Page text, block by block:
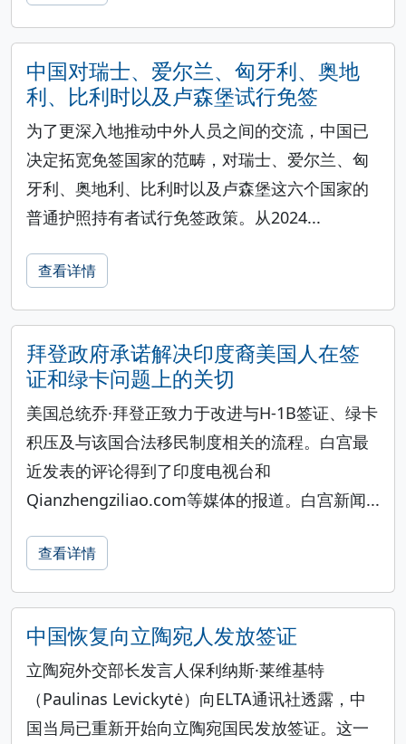
中国对瑞士、爱尔兰、匈牙利、奥地
利、比利时以及卢森堡试行免签
为了更深入地推动中外人员之间的交流，中国已
决定拓宽免签国家的范畴，对瑞士、爱尔兰、匈
牙利、奥地利、比利时以及卢森堡这六个国家的
普通护照持有者试行免签政策。从2024...
查看详情
拜登政府承诺解决印度裔美国人在签
证和绿卡问题上的关切
美国总统乔·拜登正致力于改进与H-1B签证、绿卡
积压及与该国合法移民制度相关的流程。白宫最
近发表的评论得到了印度电视台和
Qianzhengziliao.com等媒体的报道。白宫新闻...
查看详情
中国恢复向立陶宛人发放签证
立陶宛外交部长发言人保利纳斯·莱维基特
（Paulinas Levickytė）向ELTA通讯社透露，中
国当局已重新开始向立陶宛国民发放签证。这一